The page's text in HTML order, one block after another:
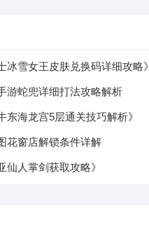
冰雪女王皮肤兑换码详细攻略》
游蛇兜详细打法攻略解析
东海龙宫5层通关技巧解析》
花窗店解锁条件详解
仙人掌剑获取攻略》